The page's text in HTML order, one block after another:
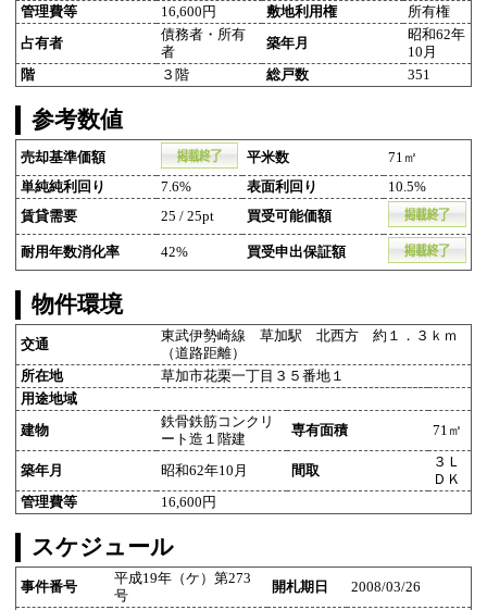
管理費等
16,600円 敷地利用権 所有権
占有者
債務者・所有
者
築年月
昭和62年
10月
階
３階 総戸数 351
参考数値
売却基準価額 平米数
71㎡
単純純利回り
7.6% 表面利回り
10.5%
賃貸需要
25 / 25pt 買受可能価額
耐用年数消化率 42% 買受申出保証額
物件環境
交通
東武伊勢崎線 草加駅 北西方 約１．３ｋｍ
（道路距離）
所在地
草加市花栗一丁目３５番地１
用途地域
建物
鉄骨鉄筋コンクリ
ート造１階建
専有面積 71㎡
築年月 昭和62年10月 間取
３Ｌ
ＤＫ
管理費等
16,600円
スケジュール
事件番号
平成19年（ケ）第273
号
開札期日 2008/03/26